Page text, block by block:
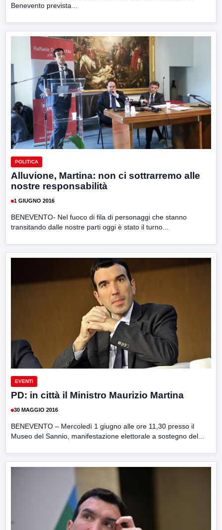
Benevento prevista...
POLITICA
Alluvione, Martina: non ci sottrarremo alle
nostre responsabilità
1 GIUGNO 2016
BENEVENTO- Nel fuoco di fila di personaggi che stanno
transitando dalle nostre parti oggi è stato il turno...
EVENTI
PD: in città il Ministro Maurizio Martina
30 MAGGIO 2016
BENEVENTO – Mercoledì 1 giugno alle ore 11,30 presso il
Museo del Sannio, manifestazione elettorale a sostegno del...